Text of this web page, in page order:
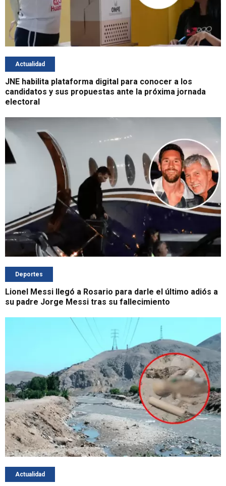
Actualidad
JNE habilita plataforma digital para conocer a los
candidatos y sus propuestas ante la próxima jornada
electoral
Deportes
Lionel Messi llegó a Rosario para darle el último adiós a
su padre Jorge Messi tras su fallecimiento
Actualidad